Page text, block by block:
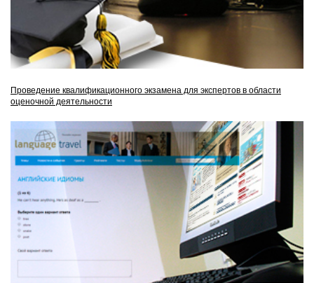
Проведение квалификационного экзамена для экспертов в области
оценочной деятельности